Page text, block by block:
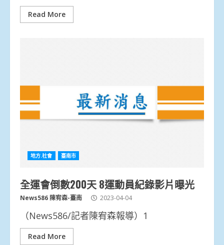
Read More
地方.社會 臺南市
全運會倒數200天 8運動員紀錄影片曝光
News586 陳宥森-臺南 2023-04-04
（News586/記者陳宥森報導）1
Read More